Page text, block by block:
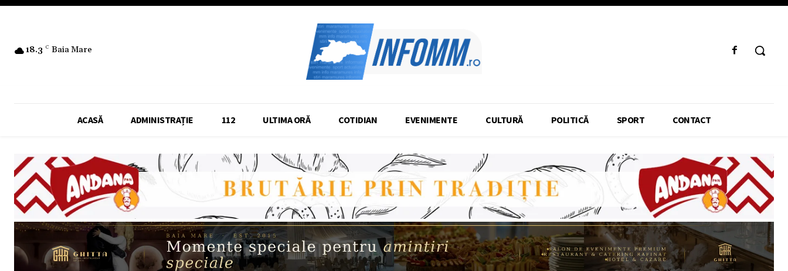
18.3 C Baia Mare
ACASĂ ADMINISTRAȚIE 112 ULTIMA ORĂ COTIDIAN EVENIMENTE CULTURĂ POLITICĂ SPORT CONTACT